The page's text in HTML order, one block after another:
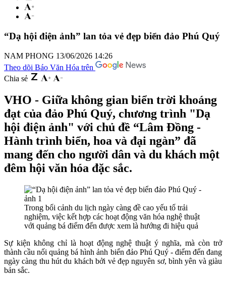
“Dạ hội điện ảnh” lan tỏa vẻ đẹp biển đảo Phú Quý
NAM PHONG 13/06/2026 14:26
Theo dõi Báo Văn Hóa trên
Chia sẻ
VHO - Giữa không gian biển trời khoáng
đạt của đảo Phú Quý, chương trình "Dạ
hội điện ảnh" với chủ đề “Lâm Đồng -
Hành trình biển, hoa và đại ngàn” đã
mang đến cho người dân và du khách một
đêm hội văn hóa đặc sắc.
Trong bối cảnh du lịch ngày càng đề cao yếu tố trải
nghiệm, việc kết hợp các hoạt động văn hóa nghệ thuật
với quảng bá điểm đến được xem là hướng đi hiệu quả
Sự kiện không chỉ là hoạt động nghệ thuật ý nghĩa, mà còn trở
thành cầu nối quảng bá hình ảnh biển đảo Phú Quý - điểm đến đang
ngày càng thu hút du khách bởi vẻ đẹp nguyên sơ, bình yên và giàu
bản sắc.